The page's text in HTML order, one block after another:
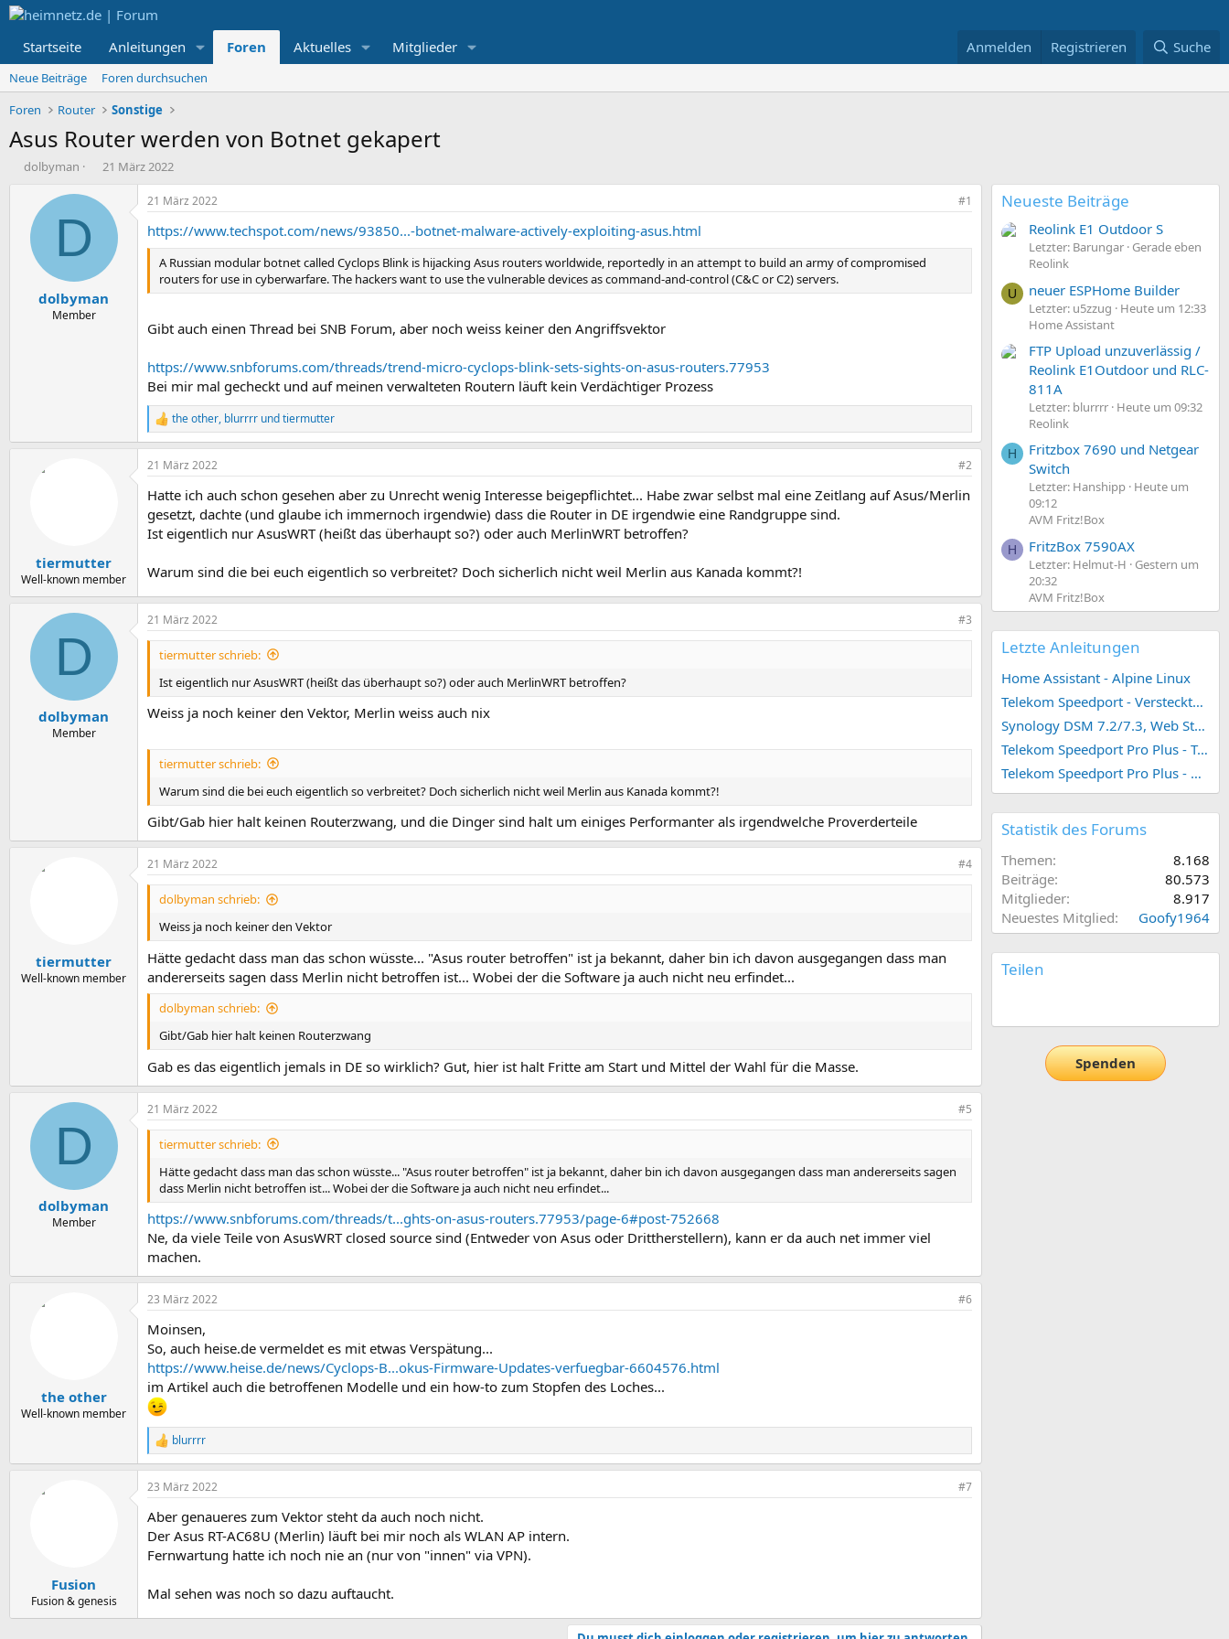
Startseite Anleitungen Foren Aktuelles Mitglieder Anmelden Registrieren Suche
Neue Beiträge
Foren durchsuchen
Foren
Router Sonstige
Asus Router werden von Botnet gekapert
E
dolbyman
E
a
21 März 2022
D
dolbyman
Member
21 März 2022 #1
https://www.techspot.com/news/93850...-botnet-malware-actively-exploiting-asus.html
A Russian modular botnet called Cyclops Blink is hijacking Asus routers worldwide, reportedly in an attempt to build an army of compromised
routers for use in cyberwarfare. The hackers want to use the vulnerable devices as command-and-control (C&C or C2) servers.
Gibt auch einen Thread bei SNB Forum, aber noch weiss keiner den Angriffsvektor
https://www.snbforums.com/threads/trend-micro-cyclops-blink-sets-sights-on-asus-routers.77953
Bei mir mal gecheckt und auf meinen verwalteten Routern läuft kein Verdächtiger Prozess
R
e
a
k
i
o
n
e
:
the other, blurrrr undtiermutter
tiermutter
Well-known member
21 März 2022 #2
Hatte ich auch schon gesehen aber zu Unrecht wenig Interesse beigepflichtet... Habe zwar selbst mal eine Zeitlang auf Asus/Merlin
gesetzt, dachte (und glaube ich immernoch irgendwie) dass die Router in DE irgendwie eine Randgruppe sind.
Ist eigentlich nur AsusWRT (heißt das überhaupt so?) oder auch MerlinWRT betroffen?
Warum sind die bei euch eigentlich so verbreitet? Doch sicherlich nicht weil Merlin aus Kanada kommt?!
D
dolbyman
Member
21 März 2022 #3
tiermutter schrieb:
Ist eigentlich nur AsusWRT (heißt das überhaupt so?) oder auch MerlinWRT betroffen?
Weiss ja noch keiner den Vektor, Merlin weiss auch nix
tiermutter schrieb:
Warum sind die bei euch eigentlich so verbreitet? Doch sicherlich nicht weil Merlin aus Kanada kommt?!
Gibt/Gab hier halt keinen Routerzwang, und die Dinger sind halt um einiges Performanter als irgendwelche Proverderteile
tiermutter
Well-known member
21 März 2022 #4
dolbyman schrieb:
Weiss ja noch keiner den Vektor
Hätte gedacht dass man das schon wüsste... "Asus router betroffen" ist ja bekannt, daher bin ich davon ausgegangen dass man
andererseits sagen dass Merlin nicht betroffen ist... Wobei der die Software ja auch nicht neu erfindet...
dolbyman schrieb:
Gibt/Gab hier halt keinen Routerzwang
Gab es das eigentlich jemals in DE so wirklich? Gut, hier ist halt Fritte am Start und Mittel der Wahl für die Masse.
D
dolbyman
Member
21 März 2022 #5
tiermutter schrieb:
Hätte gedacht dass man das schon wüsste... "Asus router betroffen" ist ja bekannt, daher bin ich davon ausgegangen dass man andererseits sagen
dass Merlin nicht betroffen ist... Wobei der die Software ja auch nicht neu erfindet...
https://www.snbforums.com/threads/t...ghts-on-asus-routers.77953/page-6#post-752668
Ne, da viele Teile von AsusWRT closed source sind (Entweder von Asus oder Drittherstellern), kann er da auch net immer viel
machen.
the other
Well-known member
23 März 2022 #6
Moinsen,
So, auch heise.de vermeldet es mit etwas Verspätung...
https://www.heise.de/news/Cyclops-B...okus-Firmware-Updates-verfuegbar-6604576.html
im Artikel auch die betroffenen Modelle und ein how-to zum Stopfen des Loches...
R
e
a
k
i
o
n
e
:
blurrrr
Fusion
Fusion & genesis
23 März 2022 #7
Aber genaueres zum Vektor steht da auch noch nicht.
Der Asus RT-AC68U (Merlin) läuft bei mir noch als WLAN AP intern.
Fernwartung hatte ich noch nie an (nur von "innen" via VPN).
Mal sehen was noch so dazu auftaucht.
Neueste Beiträge
Reolink E1 Outdoor S
Letzter: Barungar Gerade eben
Reolink
U neuer ESPHome Builder
Letzter: u5zzug
Heute um 12:33
Home Assistant
FTP Upload unzuverlässig /
Reolink E1Outdoor und RLC-
811A
Letzter: blurrrr Heute um 09:32
Reolink
H
Fritzbox 7690 und Netgear
Switch
Letzter: Hanshipp Heute um
09:12
AVM Fritz!Box
H FritzBox 7590AX
Letzter: Helmut-H
Gestern um
20:32
AVM Fritz!Box
Letzte Anleitungen
Home Assistant - Alpine Linux
Telekom Speedport - Versteckte Konfigurationen
Synology DSM 7.2/7.3, Web Station 4, Webdienst und Webportal erstellen (ehemals vHost)
Telekom Speedport Pro Plus - Telefonie einrichten
Telekom Speedport Pro Plus - Netzwerk einrichten
Statistik des Forums
Themen
8.168
Beiträge
80.573
Mitglieder
8.917
Neuestes Mitglied
Goofy1964
Teilen
Spenden